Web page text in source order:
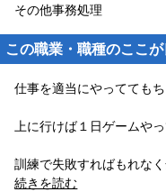
その他事務処理
この職業・職種のここ
仕事を適当にやってても
上に行けば１日ゲームや
訓練で失敗すればもれな
続きを読む